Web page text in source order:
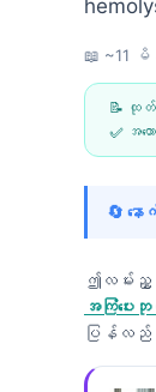
📖 ~11
📝 ထုတ်
✅ အထေ
🔄 န
ဤလမ်းညွှန်
အကြံပေ
ပြန်လ